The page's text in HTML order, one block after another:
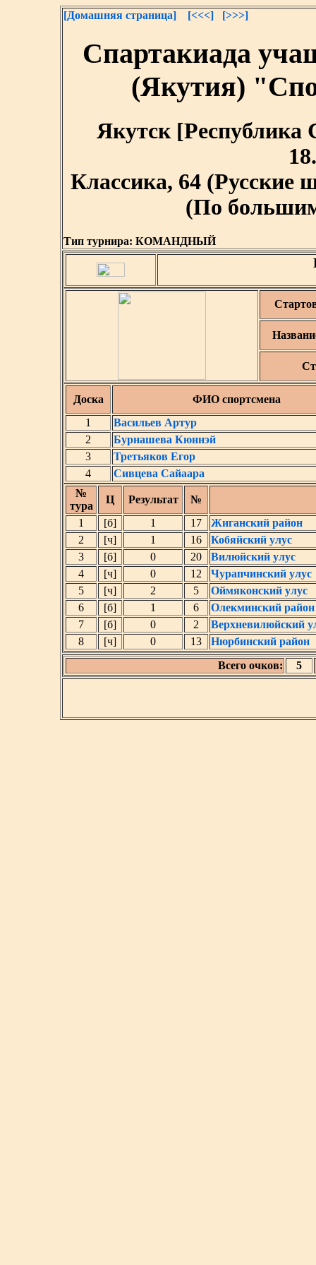
[Домашняя страница] [<<<] [>>>]
Спартакиада
(Якутия)
Якутск [Республика
Классика, 64 (Русские
(По
Тип турнира: КОМАНДНЫЙ
Доска
ФИО спортсмена
1
Васильев Артур
2
Бурнашева Кюннэй
3
Третьяков Егор
4
Сивцева Сайаара
№
тура
Ц Результат
№
1
[б] 1 17
Жиганский район
2
[ч] 1 16
Кобяйский улус
3
[б] 0 20
Вилюйский улус
4
[ч] 0 12
Чурапчинский улус
5
[ч] 2 5
Оймяконский улус
6
[б] 1 6
Олекминский район
7
[б] 0 2
Верхневилюйский
8
[ч] 0 13
Нюрбинский район
Всего очков:
5